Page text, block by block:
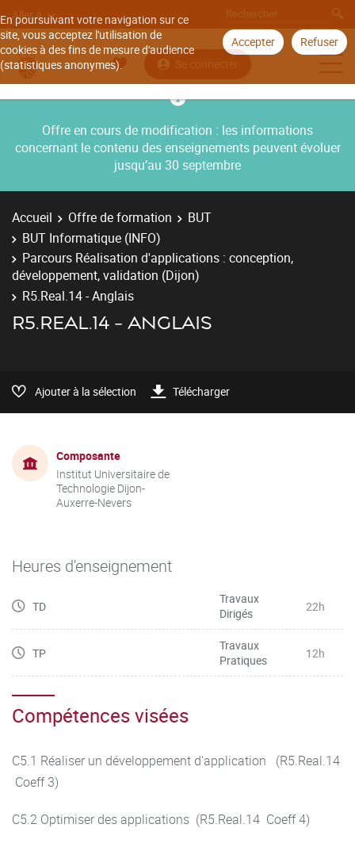
En poursuivant votre navigation sur ce
site, vous acceptez l'utilisation de
cookies à des fins de mesure d'audience
(statistiques anonymes).
Accepter Refuser
Aller à
Se connecter
Offre en cours de modification : les informations
concernant le contenu des enseignements peuvent évoluer
jusqu’au 30 septembre
Accueil Offre de formation
BUT
BUT Informatique (INFO)
Parcours Réalisation d'applications : conception,
développement, validation (Dijon)
R5.Real.14 - Anglais
R5.REAL.14 - ANGLAIS
Ajouter à la sélection Télécharger
Composante
Institut Universitaire de
Technologie Dijon-
Auxerre-Nevers
Heures d'enseignement
TD
Travaux
Dirigés
22h
TP
Travaux
Pratiques
12h
Compétences visées
C5.1 Réaliser un développement d'application (R5.Real.14
Coeff 3)
C5.2 Optimiser des applications (R5.Real.14 Coeff 4)